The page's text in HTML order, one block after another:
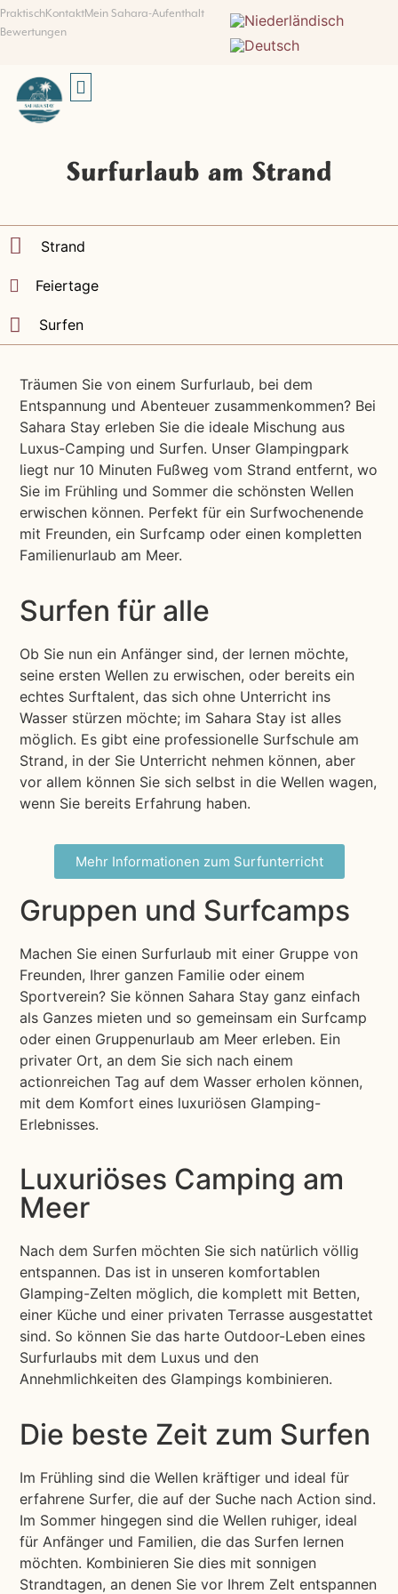
PraktischKontaktMein Sahara-Aufenthalt
Bewertungen
Surfurlaub am Strand
Strand
Feiertage
Surfen
Träumen Sie von einem Surfurlaub, bei dem
Entspannung und Abenteuer zusammenkommen? Bei
Sahara Stay erleben Sie die ideale Mischung aus
Luxus-Camping und Surfen. Unser Glampingpark
liegt nur 10 Minuten Fußweg vom Strand entfernt, wo
Sie im Frühling und Sommer die schönsten Wellen
erwischen können. Perfekt für ein Surfwochenende
mit Freunden, ein Surfcamp oder einen kompletten
Familienurlaub am Meer.
Surfen für alle
Ob Sie nun ein Anfänger sind, der lernen möchte,
seine ersten Wellen zu erwischen, oder bereits ein
echtes Surftalent, das sich ohne Unterricht ins
Wasser stürzen möchte; im Sahara Stay ist alles
möglich. Es gibt eine professionelle Surfschule am
Strand, in der Sie Unterricht nehmen können, aber
vor allem können Sie sich selbst in die Wellen wagen,
wenn Sie bereits Erfahrung haben.
Mehr Informationen zum Surfunterricht
Gruppen und Surfcamps
Machen Sie einen Surfurlaub mit einer Gruppe von
Freunden, Ihrer ganzen Familie oder einem
Sportverein? Sie können Sahara Stay ganz einfach
als Ganzes mieten und so gemeinsam ein Surfcamp
oder einen Gruppenurlaub am Meer erleben. Ein
privater Ort, an dem Sie sich nach einem
actionreichen Tag auf dem Wasser erholen können,
mit dem Komfort eines luxuriösen Glamping-
Erlebnisses.
Luxuriöses Camping am
Meer
Nach dem Surfen möchten Sie sich natürlich völlig
entspannen. Das ist in unseren komfortablen
Glamping-Zelten möglich, die komplett mit Betten,
einer Küche und einer privaten Terrasse ausgestattet
sind. So können Sie das harte Outdoor-Leben eines
Surfurlaubs mit dem Luxus und den
Annehmlichkeiten des Glampings kombinieren.
Die beste Zeit zum Surfen
Im Frühling sind die Wellen kräftiger und ideal für
erfahrene Surfer, die auf der Suche nach Action sind.
Im Sommer hingegen sind die Wellen ruhiger, ideal
für Anfänger und Familien, die das Surfen lernen
möchten. Kombinieren Sie dies mit sonnigen
Strandtagen, an denen Sie vor Ihrem Zelt entspannen